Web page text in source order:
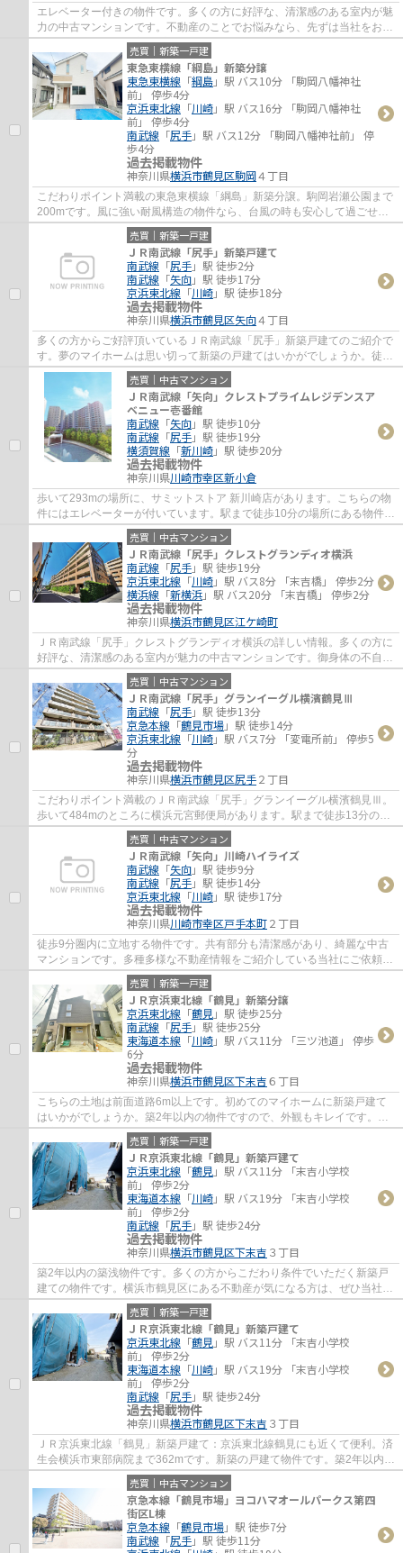
エレベーター付きの物件です。多くの方に好評な、清潔感のある室内が魅
力の中古マンションです。不動産のことでお悩みなら、先ずは当社をお尋
ねください。経験豊富なプロのスタッフが...
売買｜新築一戸建
東急東横線「綱島」新築分譲
東急東横線 「綱島」駅 バス10分 「駒岡八幡神社
前」 停歩4分
京浜東北線 「川崎」駅 バス16分 「駒岡八幡神社
前」 停歩4分
南武線 「尻手」駅 バス12分 「駒岡八幡神社前」 停
歩4分
過去掲載物件
神奈川県横浜市鶴見区駒岡４丁目
こだわりポイント満載の東急東横線「綱島」新築分譲。駒岡岩瀬公園まで
200mです。風に強い耐風構造の物件なら、台風の時も安心して過ごせま
す。多くの方からこだわり条件でいただく新...
売買｜新築一戸建
ＪＲ南武線「尻手」新築戸建て
南武線 「尻手」駅 徒歩2分
南武線 「矢向」駅 徒歩17分
京浜東北線 「川崎」駅 徒歩18分
過去掲載物件
神奈川県横浜市鶴見区矢向４丁目
多くの方からご好評頂いているＪＲ南武線「尻手」新築戸建てのご紹介で
す。夢のマイホームは思い切って新築の戸建てはいかがでしょうか。徒歩
2分の場所に駅のある物件です。築2年以内...
売買｜中古マンション
ＪＲ南武線「矢向」クレストプライムレジデンスア
ベニュー壱番館
南武線 「矢向」駅 徒歩10分
南武線 「尻手」駅 徒歩19分
横須賀線 「新川崎」駅 徒歩20分
過去掲載物件
神奈川県川崎市幸区新小倉
歩いて293mの場所に、サミットストア 新川崎店があります。こちらの物
件にはエレベーターが付いています。駅まで徒歩10分の場所にある物件で
す。中古ながらも綺麗な室内と魅力的な住環...
売買｜中古マンション
ＪＲ南武線「尻手」クレストグランディオ横浜
南武線 「尻手」駅 徒歩19分
京浜東北線 「川崎」駅 バス8分 「末吉橋」 停歩2分
横浜線 「新横浜」駅 バス20分 「末吉橋」 停歩2分
過去掲載物件
神奈川県横浜市鶴見区江ケ崎町
ＪＲ南武線「尻手」クレストグランディオ横浜の詳しい情報。多くの方に
好評な、清潔感のある室内が魅力の中古マンションです。御身体の不自由
な方でも安心のエレベーター付きの物件と...
売買｜中古マンション
ＪＲ南武線「尻手」グランイーグル横濱鶴見Ⅲ
南武線 「尻手」駅 徒歩13分
京急本線 「鶴見市場」駅 徒歩14分
京浜東北線 「川崎」駅 バス7分 「変電所前」 停歩5
分
過去掲載物件
神奈川県横浜市鶴見区尻手２丁目
こだわりポイント満載のＪＲ南武線「尻手」グランイーグル横濱鶴見Ⅲ。
歩いて484mのところに横浜元宮郵便局があります。駅まで徒歩13分の場
所にある物件です。この物件は快適な室内環境...
売買｜中古マンション
ＪＲ南武線「矢向」川崎ハイライズ
南武線 「矢向」駅 徒歩9分
南武線 「尻手」駅 徒歩14分
京浜東北線 「川崎」駅 徒歩17分
過去掲載物件
神奈川県川崎市幸区戸手本町２丁目
徒歩9分圏内に立地する物件です。共有部分も清潔感があり、綺麗な中古
マンションです。多種多様な不動産情報をご紹介している当社にご依頼く
ださい。お客様のご要望に沿った物件をご紹...
売買｜新築一戸建
ＪＲ京浜東北線「鶴見」新築分譲
京浜東北線 「鶴見」駅 徒歩25分
南武線 「尻手」駅 徒歩25分
東海道本線 「川崎」駅 バス11分 「三ツ池道」 停歩
6分
過去掲載物件
神奈川県横浜市鶴見区下末吉６丁目
こちらの土地は前面道路6m以上です。初めてのマイホームに新築戸建て
はいかがでしょうか。築2年以内の物件ですので、外観もキレイです。不
動産について何かお困りのことなどがございま...
売買｜新築一戸建
ＪＲ京浜東北線「鶴見」新築戸建て
京浜東北線 「鶴見」駅 バス11分 「末吉小学校
前」 停歩2分
東海道本線 「川崎」駅 バス19分 「末吉小学校
前」 停歩2分
南武線 「尻手」駅 徒歩24分
過去掲載物件
神奈川県横浜市鶴見区下末吉 ３丁目
築2年以内の築浅物件です。多くの方からこだわり条件でいただく新築戸
建ての物件です。横浜市鶴見区にある不動産が気になる方は、ぜひ当社ま
でお問い合わせください。地域情報などと併...
売買｜新築一戸建
ＪＲ京浜東北線「鶴見」新築戸建て
京浜東北線 「鶴見」駅 バス11分 「末吉小学校
前」 停歩2分
東海道本線 「川崎」駅 バス19分 「末吉小学校
前」 停歩2分
南武線 「尻手」駅 徒歩24分
過去掲載物件
神奈川県横浜市鶴見区下末吉 ３丁目
ＪＲ京浜東北線「鶴見」新築戸建て：京浜東北線鶴見にも近くて便利。済
生会横浜市東部病院まで362mです。新築の戸建て物件です。築2年以内の
物件ですので、外観もキレイです。横浜市鶴...
売買｜中古マンション
京急本線「鶴見市場」ヨコハマオールパークス第四
街区L棟
京急本線 「鶴見市場」駅 徒歩7分
南武線 「尻手」駅 徒歩11分